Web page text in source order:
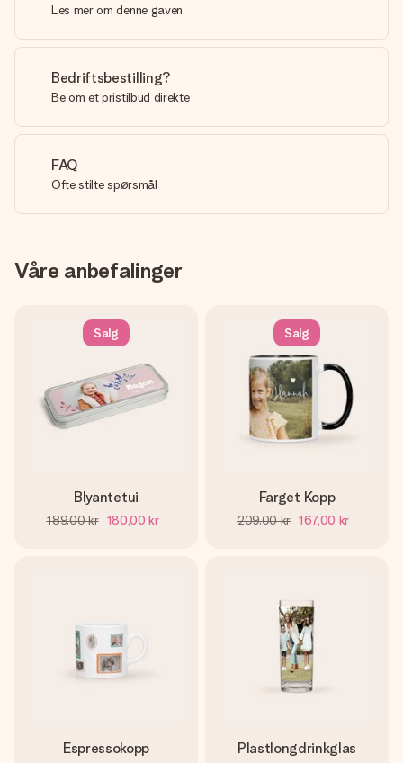
Les mer om denne gaven
Bedriftsbestilling?
Be om et pristilbud direkte
FAQ
Ofte stilte spørsmål
Våre anbefalinger
Salg
Blyantetui
189,00 kr 180,00 kr
Salg
Farget Kopp
209,00 kr 167,00 kr
Espressokopp Plastlongdrinkglas